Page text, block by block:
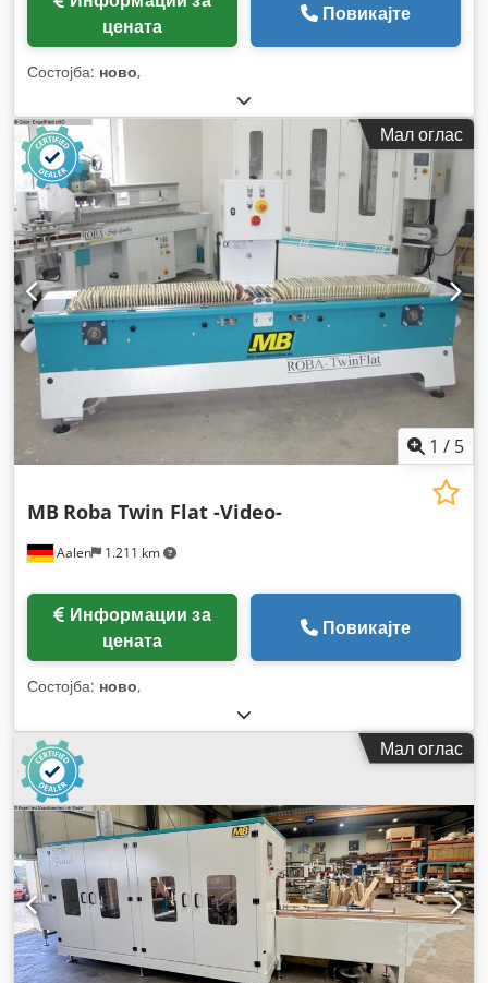
цената
Повикајте
Состојба: ново,
Мал оглас
1 / 5
Aalen 1.211 km
MB Roba Twin Flat -Video-
цената
Повикајте
Состојба: ново,
Мал оглас